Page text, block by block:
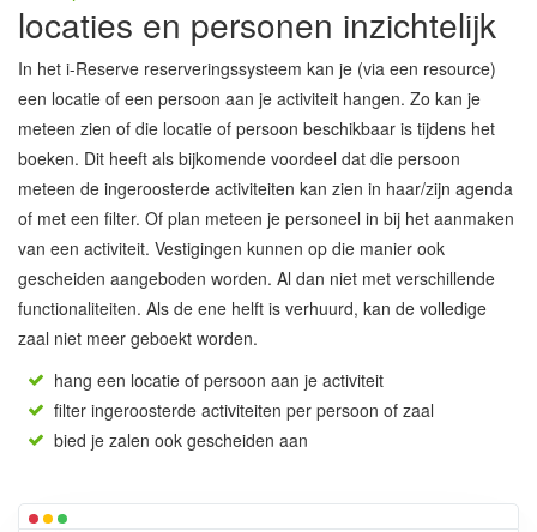
locaties en personen inzichtelijk
In het i-Reserve reserveringssysteem kan je (via een resource)
een locatie of een persoon aan je activiteit hangen. Zo kan je
meteen zien of die locatie of persoon beschikbaar is tijdens het
boeken. Dit heeft als bijkomende voordeel dat die persoon
meteen de ingeroosterde activiteiten kan zien in haar/zijn agenda
of met een filter. Of plan meteen je personeel in bij het aanmaken
van een activiteit. Vestigingen kunnen op die manier ook
gescheiden aangeboden worden. Al dan niet met verschillende
functionaliteiten. Als de ene helft is verhuurd, kan de volledige
zaal niet meer geboekt worden.
hang een locatie of persoon aan je activiteit
filter ingeroosterde activiteiten per persoon of zaal
bied je zalen ook gescheiden aan